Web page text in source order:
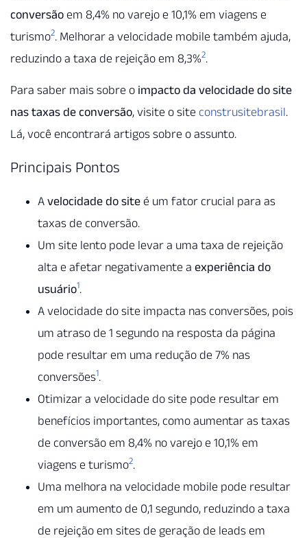
conversão em 8,4% no varejo e 10,1% em viagens e
turismo2. Melhorar a velocidade mobile também ajuda,
reduzindo a taxa de rejeição em 8,3%2.
Para saber mais sobre o impacto da velocidade do site
nas taxas de conversão, visite o site construsitebrasil.
Lá, você encontrará artigos sobre o assunto.
Principais Pontos
A velocidade do site é um fator crucial para as
taxas de conversão.
Um site lento pode levar a uma taxa de rejeição
alta e afetar negativamente a experiência do
usuário1.
A velocidade do site impacta nas conversões, pois
um atraso de 1 segundo na resposta da página
pode resultar em uma redução de 7% nas
conversões1.
Otimizar a velocidade do site pode resultar em
benefícios importantes, como aumentar as taxas
de conversão em 8,4% no varejo e 10,1% em
viagens e turismo2.
Uma melhora na velocidade mobile pode resultar
em um aumento de 0,1 segundo, reduzindo a taxa
de rejeição em sites de geração de leads em